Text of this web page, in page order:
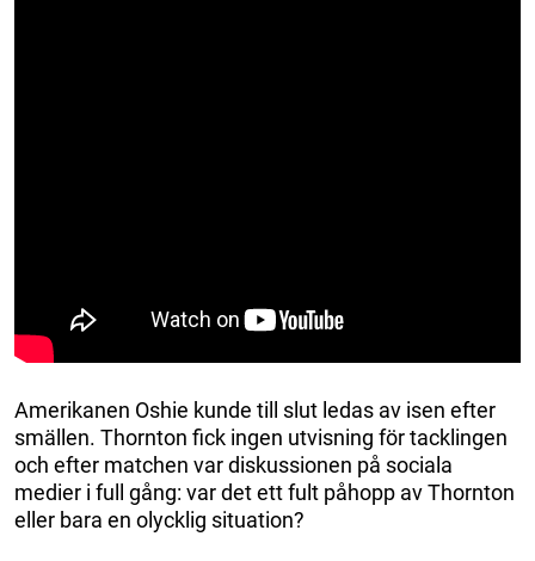
Amerikanen Oshie kunde till slut ledas av isen efter
smällen. Thornton fick ingen utvisning för tacklingen
och efter matchen var diskussionen på sociala
medier i full gång: var det ett fult påhopp av Thornton
eller bara en olycklig situation?